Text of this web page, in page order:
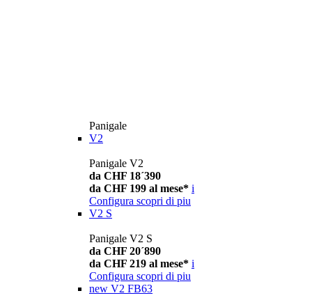
Panigale
V2
Panigale V2
da CHF 18´390
da CHF 199 al mese* i
Configura scopri di piu
V2 S
Panigale V2 S
da CHF 20´890
da CHF 219 al mese* i
Configura scopri di piu
new V2 FB63